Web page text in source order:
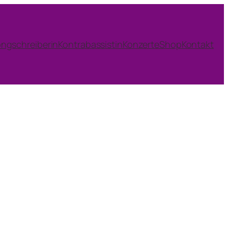
KontrabassistinKonzerteShopKontakt